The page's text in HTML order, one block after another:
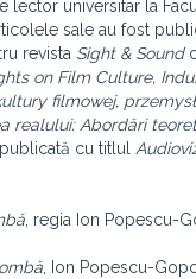
lector universitar la
sale au fost
revista Sight & Sound
on Film Culture,
filmowej,
realului: Abordări
cu titlul
, regia Ion Popescu-
, Ion Popescu-